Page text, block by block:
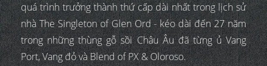
quá trình trưởng thành thứ cấp dài nhất trong lịch sử
nhà The Singleton of Glen Ord - kéo dài đến 27 năm
trong những thùng gỗ sồi Châu Âu đã từng ủ Vang
Port, Vang đỏ và Blend of PX & Oloroso.